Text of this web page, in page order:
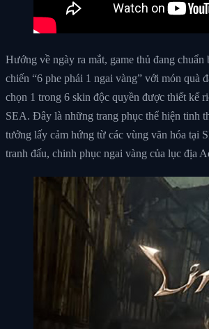
Hướng về ngày ra mắt, game thủ đang chuẩn
chiến “6 phe phái 1 ngai vàng” với món quà
chọn 1 trong 6 skin độc quyền được thiết kế
SEA. Đây là những trang phục thể hiện tinh
tưởng lấy cảm hứng từ các vùng văn hóa tại
tranh đấu, chinh phục ngai vàng của lục địa